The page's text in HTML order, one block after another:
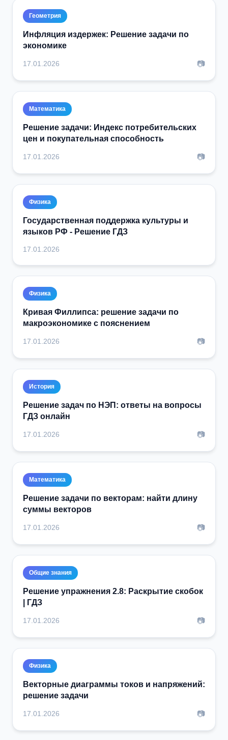
Геометрия
Инфляция издержек: Решение задачи по
экономике
17.01.2026 📷
Математика
Решение задачи: Индекс потребительских
цен и покупательная способность
17.01.2026 📷
Физика
Государственная поддержка культуры и
языков РФ - Решение ГДЗ
17.01.2026
Физика
Кривая Филлипса: решение задачи по
макроэкономике с пояснением
17.01.2026 📷
История
Решение задач по НЭП: ответы на вопросы
ГДЗ онлайн
17.01.2026 📷
Математика
Решение задачи по векторам: найти длину
суммы векторов
17.01.2026 📷
Общие знания
Решение упражнения 2.8: Раскрытие скобок
| ГДЗ
17.01.2026 📷
Физика
Векторные диаграммы токов и напряжений:
решение задачи
17.01.2026 📷